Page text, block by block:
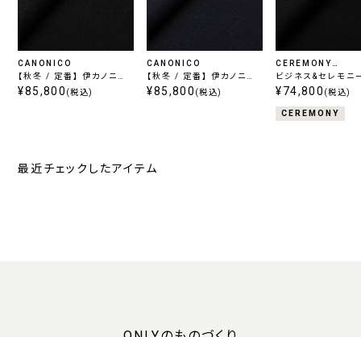
CANONICO
【秋冬 / 定番】 伊カノニコ
フランネル / ブラック
¥85,800 (税込)
CANONICO
【秋冬 / 定番】 伊カノニコ
フランネル / ネイビー
¥85,800 (税込)
CEREMONY
COLLECTION
ビジネス&セレモニ
ーパー110's ブラ
¥74,800 (税込)
CEREMONY
最近チェックしたアイテム